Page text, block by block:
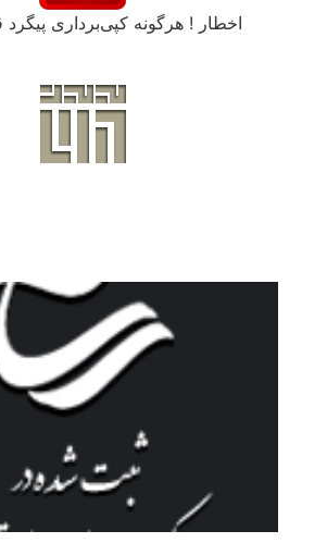
اخطار ! هرگونه کپی‌برداری پیگرد